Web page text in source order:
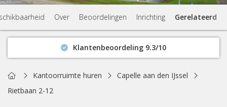
Over Beoordelingen Inrichting Gerelateerd
Klantenbeoordeling 9.3/10
Actuele beschikbaarheid
HomeKantoorruimte huren
Capelle aan den IJssel
Rietbaan 2-12